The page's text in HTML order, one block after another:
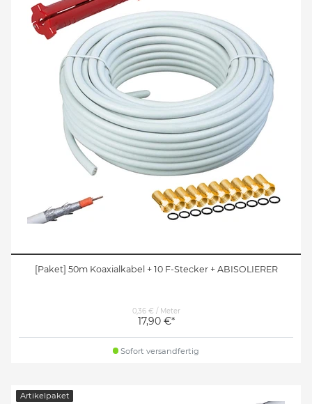
[Paket] 50m Koaxialkabel + 10 F-Stecker + ABISOLIERER
0,36 € / Meter
17,90 €*
Sofort versandfertig
Artikelpaket